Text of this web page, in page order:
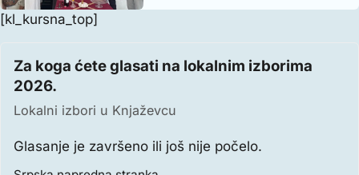
[kl_kursna_top]
Za koga ćete glasati na lokalnim izborima
2026.
Lokalni izbori u Knjaževcu
Glasanje je završeno ili još nije počelo.